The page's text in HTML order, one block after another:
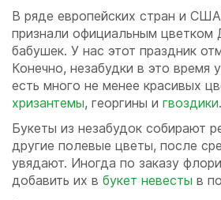
В ряде европейских стран и
признали официальным цветком
бабушек. У нас этот праздник
Конечно, незабудки в это время
есть много не менее красивых
хризантемы, георгины и гвоздики.
Букеты из незабудок собирают
другие полевые цветы, после
увядают. Иногда по заказу
добавить их в букет невесты в